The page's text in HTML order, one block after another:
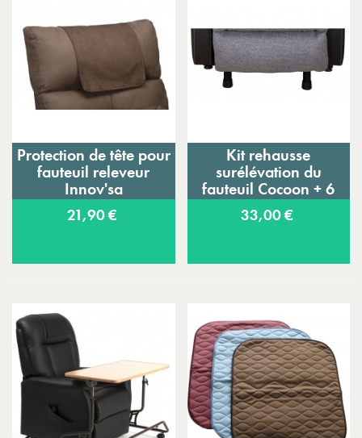
Protection de tête pour
fauteuil releveur
Innov'sa
21,90 €
Kit rehausse
surélévation du
fauteuil Cocoon + 6
cm
33,00 €